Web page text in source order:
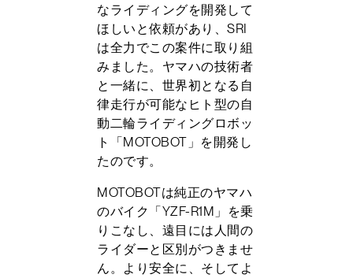
なライディングを開発して
ほしいと依頼があり、SRI
は全力でこの案件に取り組
みました。ヤマハの技術者
と一緒に、世界初となる自
律走行が可能なヒト型の自
動二輪ライディングロボッ
ト「MOTOBOT」を開発し
たのです。
MOTOBOTは純正のヤマハ
のバイク「YZF-R1M」を乗
りこなし、遠目には人間の
ライダーと区別がつきませ
ん。より安全に、そしてよ